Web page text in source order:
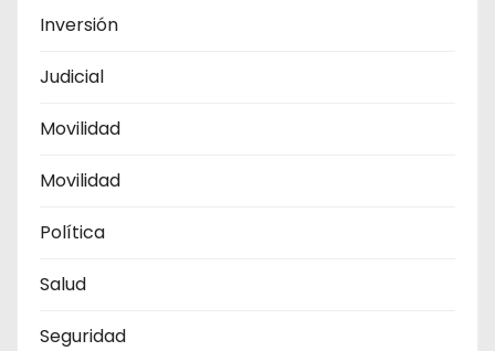
Inversión
Judicial
Movilidad
Movilidad
Política
Salud
Seguridad